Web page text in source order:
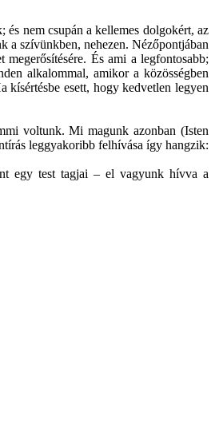
nem csupán a kellemes dolgokért, az
a szívünkben, nehezen. Nézőpontjában
És ami a legfontosabb;
alkalommal, amikor a közösségben
kísértésbe esett, hogy kedvetlen legyen
voltunk. Mi magunk azonban (Isten
leggyakoribb felhívása így hangzik:
egy test tagjai – el vagyunk hívva a